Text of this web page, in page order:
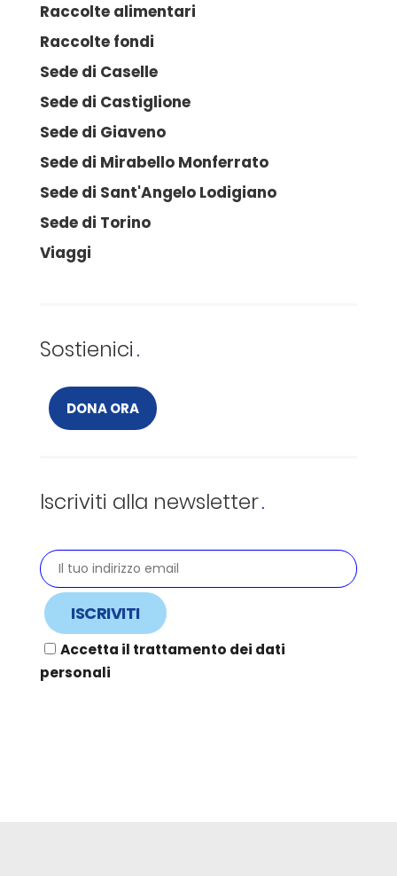
Raccolte alimentari
Raccolte fondi
Sede di Caselle
Sede di Castiglione
Sede di Giaveno
Sede di Mirabello Monferrato
Sede di Sant'Angelo Lodigiano
Sede di Torino
Viaggi
Sostienici
DONA ORA
Iscriviti alla newsletter
Accetta il trattamento dei dati
personali